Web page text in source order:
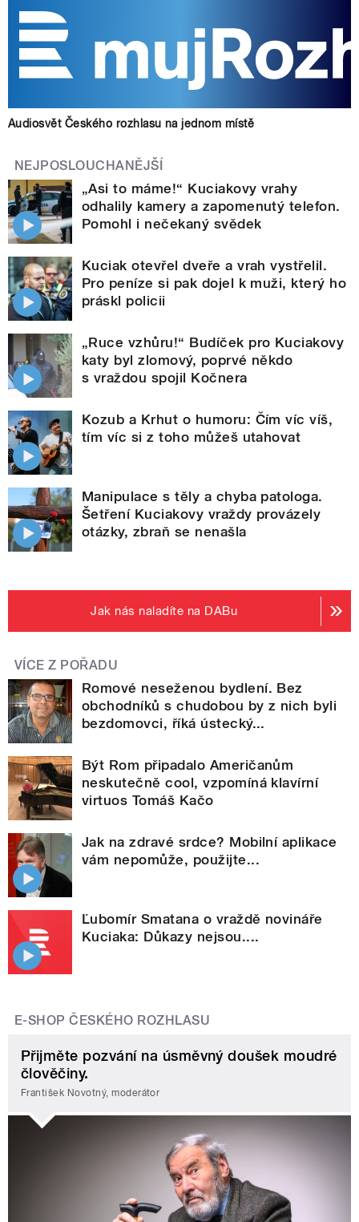
Audiosvět Českého rozhlasu na jednom místě
NEJPOSLOUCHANĚJŠÍ
„Asi to máme!“ Kuciakovy vrahy
odhalily kamery a zapomenutý telefon.
Pomohl i nečekaný svědek
Kuciak otevřel dveře a vrah vystřelil.
Pro peníze si pak dojel k muži, který ho
práskl policii
„Ruce vzhůru!“ Budíček pro Kuciakovy
katy byl zlomový, poprvé někdo
s vraždou spojil Kočnera
Kozub a Krhut o humoru: Čím víc víš,
tím víc si z toho můžeš utahovat
Manipulace s těly a chyba patologa.
Šetření Kuciakovy vraždy provázely
otázky, zbraň se nenašla
Jak nás naladíte na DABu
VÍCE Z POŘADU
Romové neseženou bydlení. Bez
obchodníků s chudobou by z nich byli
bezdomovci, říká ústecký...
Být Rom připadalo Američanům
neskutečně cool, vzpomíná klavírní
virtuos Tomáš Kačo
Jak na zdravé srdce? Mobilní aplikace
vám nepomůže, použijte...
Ľubomír Smatana o vraždě novináře
Kuciaka: Důkazy nejsou....
E-SHOP ČESKÉHO ROZHLASU
Přijměte pozvání na úsměvný doušek moudré
člověčiny.
František Novotný, moderátor